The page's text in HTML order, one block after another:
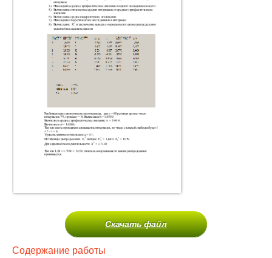
Скачать файл
Содержание работы